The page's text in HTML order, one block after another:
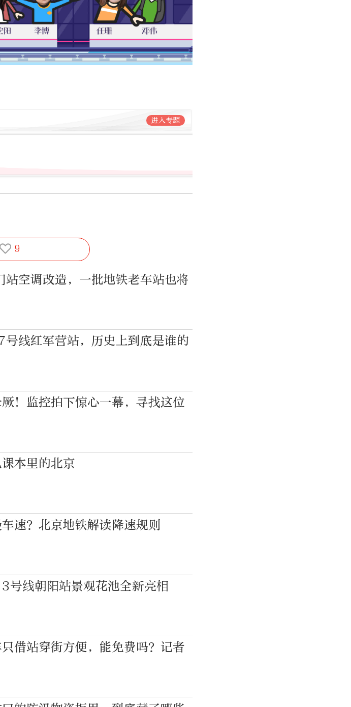
进入专题
9
空调改造，一批地铁老车站也将
线红军营站，历史上到底是谁的
！监控拍下惊心一幕，寻找这位
本里的北京
速？北京地铁解读降速规则
号线朝阳站景观花池全新亮相
借站穿街方便，能免费吗？记者